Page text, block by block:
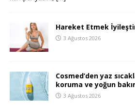
Hareket Etmek
3 Ağustos 2026
Cosmed’den yaz
koruma ve yoğun
3 Ağustos 2026